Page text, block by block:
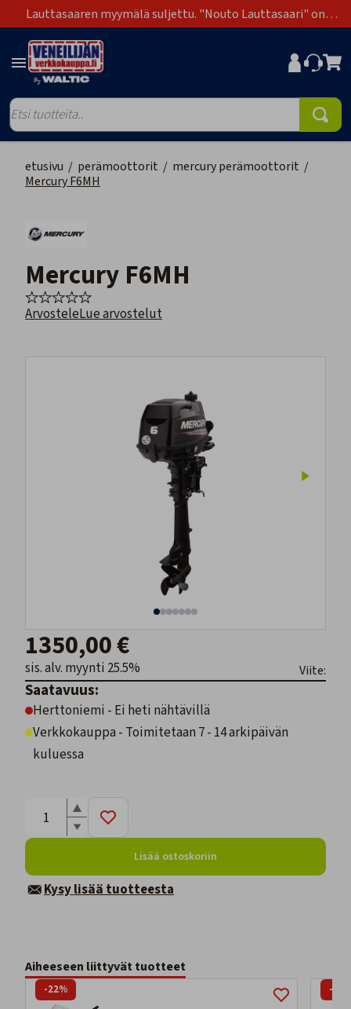
Lauttasaaren myymälä suljettu. "Nouto Lauttasaari" on
poistunut toimitustapavaihtoehdoista.
etusivu / perämoottorit / mercury perämoottorit /
Mercury F6MH
Mercury F6MH
ArvosteleLue arvostelut
1350,00 €
sis. alv. myynti 25.5% Viite:
Saatavuus:
Herttoniemi - Ei heti nähtävillä
Verkkokauppa - Toimitetaan 7 - 14 arkipäivän
kuluessa
Lisää ostoskoriin
Kysy lisää tuotteesta
Aiheeseen liittyvät tuotteet
-22% -